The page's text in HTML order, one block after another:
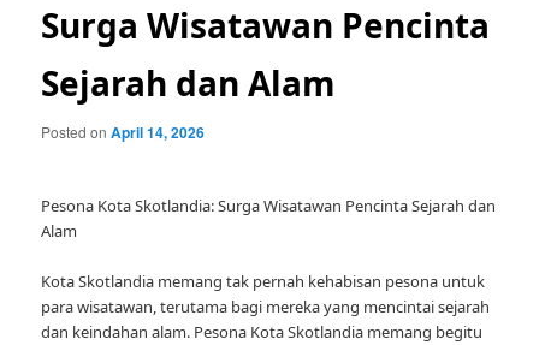
Surga Wisatawan Pencinta
Sejarah dan Alam
Posted onApril 14, 2026
Pesona Kota Skotlandia: Surga Wisatawan Pencinta Sejarah dan
Alam
Kota Skotlandia memang tak pernah kehabisan pesona untuk
para wisatawan, terutama bagi mereka yang mencintai sejarah
dan keindahan alam. Pesona Kota Skotlandia memang begitu